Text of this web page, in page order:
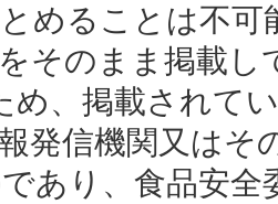
めることは不
そのまま掲載し
、掲載されて
発信機関又はそ
あり、食品安